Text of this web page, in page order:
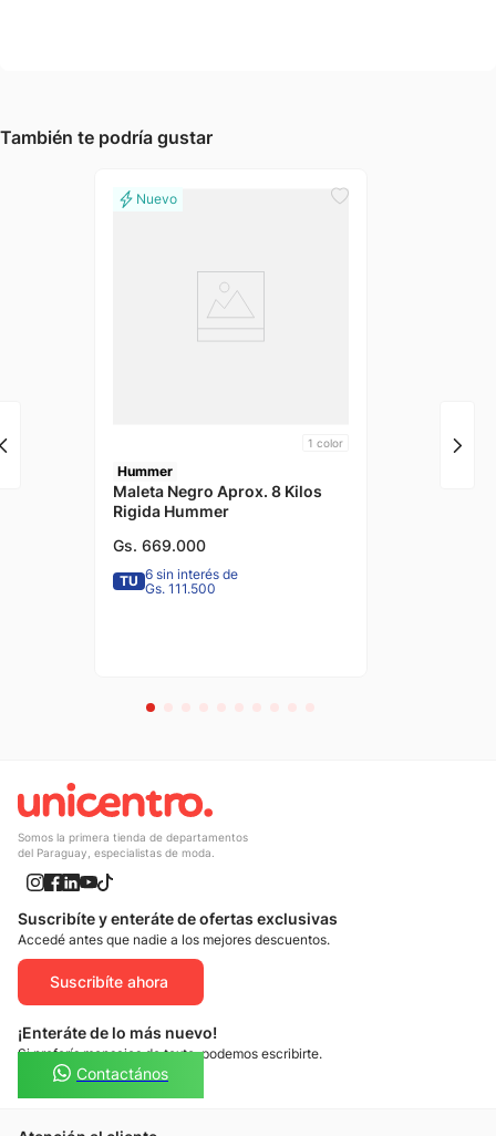
También te podría gustar
1 color
Hummer
Maleta Negro Aprox. 8 Kilos
Rigida Hummer
Gs. 669.000
TU 6 sin interés de
Gs. 111.500
Somos la primera tienda de departamentos
del Paraguay, especialistas de moda.
Suscribíte y enteráte de ofertas exclusivas
Accedé antes que nadie a los mejores descuentos.
Suscribíte ahora
¡Enteráte de lo más nuevo!
Si preferís mensajes de texto, podemos escribirte.
Contactános